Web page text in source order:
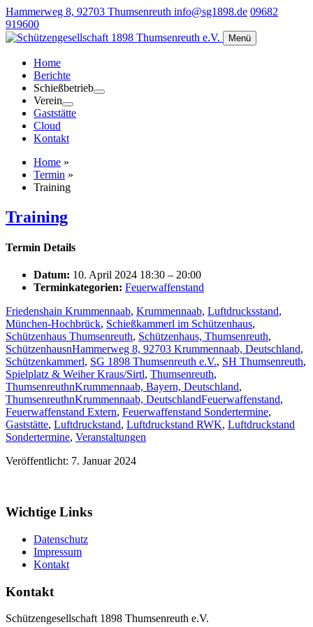
Hammerweg 8, 92703 Thumsenreuth info@sg1898.de 09682
919600
Menü
Home
Berichte
Schießbetrieb
Verein
Gaststätte
Cloud
Kontakt
Home »
Termin »
Training
Training
Termin Details
Datum: 10. April 2024 18:30 – 20:00
Terminkategorien: Feuerwaffenstand
Friedenshain Krummennaab, Krummennaab, Luftdrucksstand,
München-Hochbrück, Schießkammerl im Schützenhaus,
Schützenhaus Thumsenreuth, Schützenhaus, Thumsenreuth,
SchützenhausnHammerweg 8, 92703 Krummennaab, Deutschland,
Schützenkammerl, SG 1898 Thumsenreuth e.V., SH Thumsenreuth,
Spielplatz & Weiher Kraus/Sirtl, Thumsenreuth,
ThumsenreuthnKrummennaab, Bayern, Deutschland,
ThumsenreuthnKrummennaab, DeutschlandFeuerwaffenstand,
Feuerwaffenstand Extern, Feuerwaffenstand Sondertermine,
Gaststätte, Luftdruckstand, Luftdruckstand RWK, Luftdruckstand
Sondertermine, Veranstaltungen
Veröffentlicht: 7. Januar 2024
Wichtige Links
Datenschutz
Impressum
Kontakt
Kontakt
Schützengesellschaft 1898 Thumsenreuth e.V.